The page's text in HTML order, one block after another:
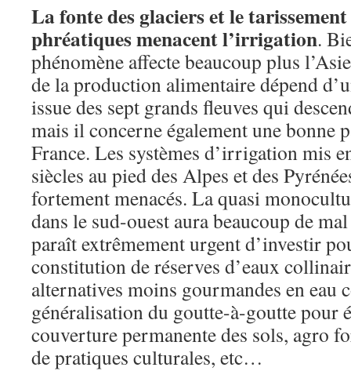
La fonte des glaciers et le tarissement
phréatiques menacent l’irrigation.
phénomène affecte beaucoup plus
de la production alimentaire dépend
issue des sept grands fleuves qui
mais il concerne également une bonne
France. Les systèmes d’irrigation mis
siècles au pied des Alpes et des
fortement menacés. La quasi
dans le sud-ouest aura beaucoup de
paraît extrêmement urgent d’investir
constitution de réserves d’eaux
alternatives moins gourmandes en eau
généralisation du goutte-à-goutte pour
couverture permanente des sols, agro
de pratiques culturales, etc…